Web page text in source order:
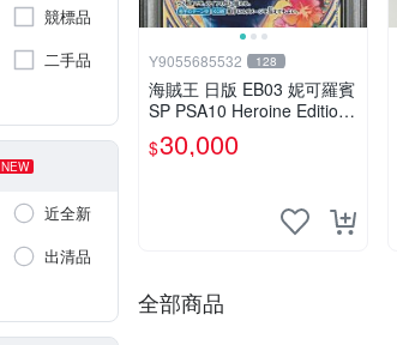
競標品
二手品
NEW
近全新
出清品
Y9055685532 128
海賊王 日版 EB03 妮可羅賓
SP PSA10 Heroine Edition
Nico Robin ワンピース
$30,000
全部商品